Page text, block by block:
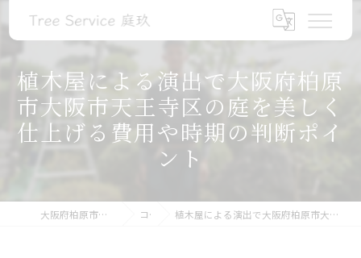
植木屋による演出で大阪府柏原
市大阪市天王寺区の庭を美しく
仕上げる費用や時期の判断ポイ
ント
大阪府柏原市の植木屋ならTree Service 庭玖 コラム 植木屋による演出で大阪府柏原市大阪市天王寺区の庭を美しく仕上げる費用や時期の判断ポイント